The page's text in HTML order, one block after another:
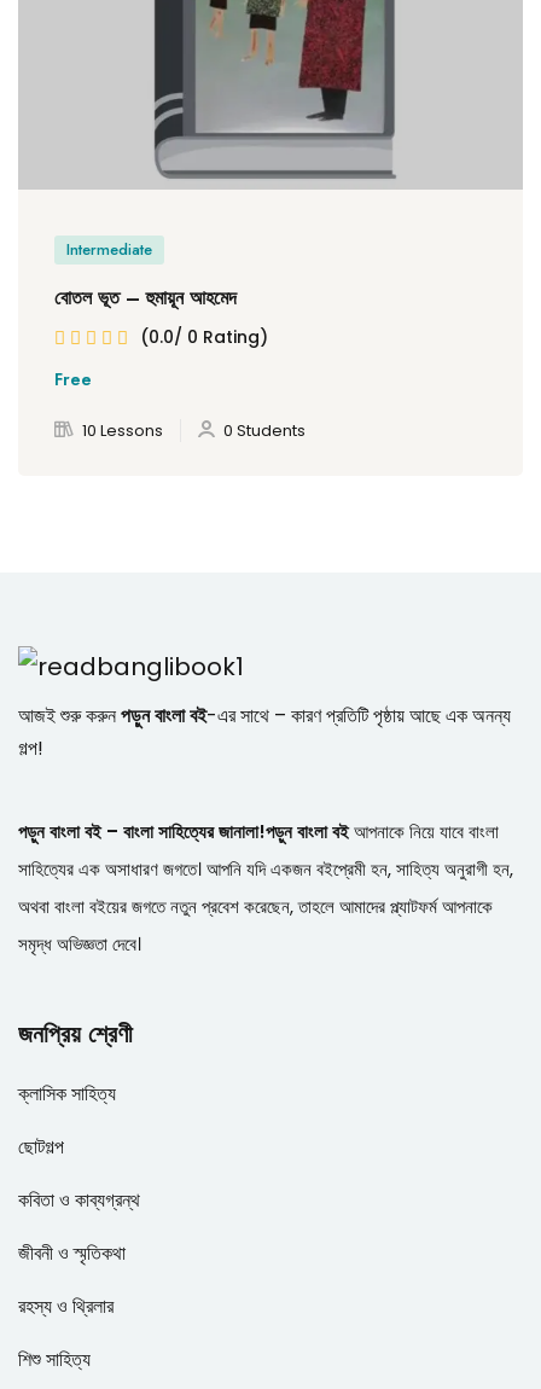
Intermediate
বোতল ভূত – হুমায়ূন আহমেদ
(0.0/ 0 Rating)
Free
10 Lessons 0 Students
আজই শুরু করুনপড়ুন বাংলা বই-এর সাথে – কারণ প্রতিটি পৃষ্ঠায় আছে এক অনন্য
গল্প!
পড়ুন বাংলা বই – বাংলা সাহিত্যের জানালা!পড়ুন বাংলা বইআপনাকে নিয়ে যাবে বাংলা
সাহিত্যের এক অসাধারণ জগতে। আপনি যদি একজন বইপ্রেমী হন, সাহিত্য অনুরাগী হন,
অথবা বাংলা বইয়ের জগতে নতুন প্রবেশ করেছেন, তাহলে আমাদের প্ল্যাটফর্ম আপনাকে
সমৃদ্ধ অভিজ্ঞতা দেবে।
জনপ্রিয় শ্রেণী
ক্লাসিক সাহিত্য
ছোটগল্প
কবিতা ও কাব্যগ্রন্থ
জীবনী ও স্মৃতিকথা
রহস্য ও থ্রিলার
শিশু সাহিত্য